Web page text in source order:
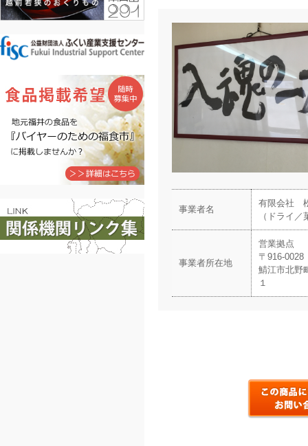
事業者名
有限会社
（ドライ／
事業者所在地
営業拠点
〒916-0028
鯖江市北野
１